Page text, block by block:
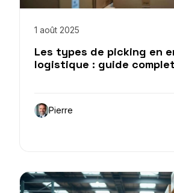
1 août 2025
Les types de picking en
logistique : guide
Pierre